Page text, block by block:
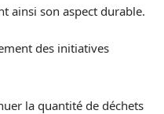
ainsi son aspect durable.
des initiatives
la quantité de déchets